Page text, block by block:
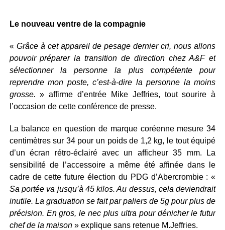
Le nouveau ventre de la compagnie
« Grâce à cet appareil de pesage dernier cri, nous allons
pouvoir préparer la transition de direction chez A&F et
sélectionner la personne la plus compétente pour
reprendre mon poste, c’est-à-dire la personne la moins
grosse. » affirme d’entrée Mike Jeffries, tout sourire à
l’occasion de cette conférence de presse.
La balance en question de marque coréenne mesure 34
centimètres sur 34 pour un poids de 1,2 kg, le tout équipé
d’un écran rétro-éclairé avec un afficheur 35 mm. La
sensibilité de l’accessoire a même été affinée dans le
cadre de cette future élection du PDG d’Abercrombie : «
Sa portée va jusqu’à 45 kilos. Au dessus, cela deviendrait
inutile. La graduation se fait par paliers de 5g pour plus de
précision. En gros, le nec plus ultra pour dénicher le futur
chef de la maison» explique sans retenue M.Jeffries.